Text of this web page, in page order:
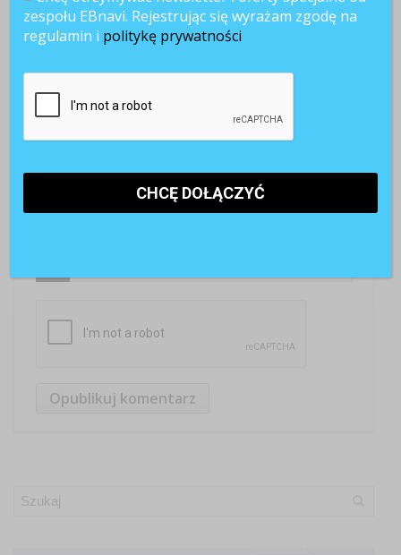
zespołu EBnavi. Rejestrując się wyrażam zgodę na
regulamin i politykę prywatności